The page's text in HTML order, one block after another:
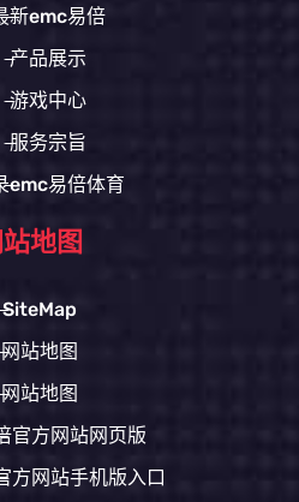
新emc易倍
产品展示
游戏中心
服务宗旨
emc易倍体育
站地图
SiteMap
网站地图
网站地图
官方网站网页版
方网站手机版入口